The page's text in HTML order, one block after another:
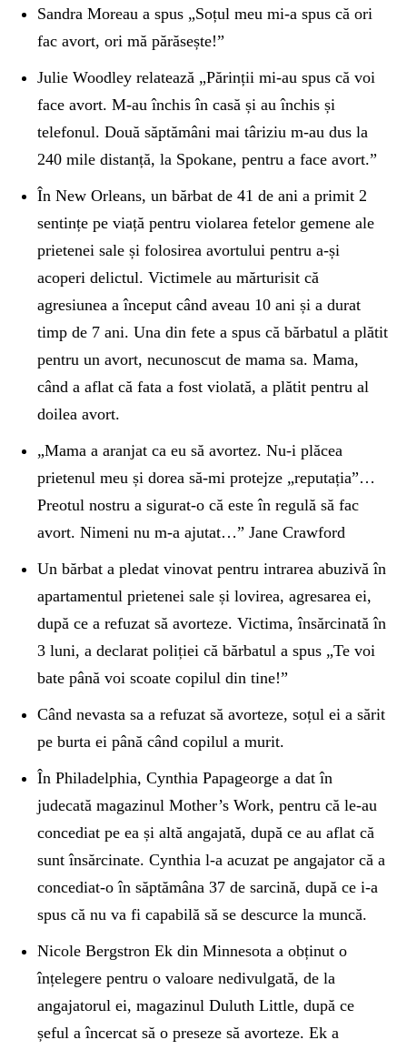
Sandra Moreau a spus „Soțul meu mi-a spus că ori
fac avort, ori mă părăsește!”
Julie Woodley relatează „Părinții mi-au spus că voi
face avort. M-au închis în casă și au închis și
telefonul. Două săptămâni mai târiziu m-au dus la
240 mile distanță, la Spokane, pentru a face avort.”
În New Orleans, un bărbat de 41 de ani a primit 2
sentințe pe viață pentru violarea fetelor gemene ale
prietenei sale și folosirea avortului pentru a-și
acoperi delictul. Victimele au mărturisit că
agresiunea a început când aveau 10 ani și a durat
timp de 7 ani. Una din fete a spus că bărbatul a plătit
pentru un avort, necunoscut de mama sa. Mama,
când a aflat că fata a fost violată, a plătit pentru al
doilea avort.
„Mama a aranjat ca eu să avortez. Nu-i plăcea
prietenul meu și dorea să-mi protejze „reputația”…
Preotul nostru a sigurat-o că este în regulă să fac
avort. Nimeni nu m-a ajutat…” Jane Crawford
Un bărbat a pledat vinovat pentru intrarea abuzivă în
apartamentul prietenei sale și lovirea, agresarea ei,
după ce a refuzat să avorteze. Victima, însărcinată în
3 luni, a declarat poliției că bărbatul a spus „Te voi
bate până voi scoate copilul din tine!”
Când nevasta sa a refuzat să avorteze, soțul ei a sărit
pe burta ei până când copilul a murit.
În Philadelphia, Cynthia Papageorge a dat în
judecată magazinul Mother’s Work, pentru că le-au
concediat pe ea și altă angajată, după ce au aflat că
sunt însărcinate. Cynthia l-a acuzat pe angajator că a
concediat-o în săptămâna 37 de sarcină, după ce i-a
spus că nu va fi capabilă să se descurce la muncă.
Nicole Bergstron Ek din Minnesota a obținut o
înțelegere pentru o valoare nedivulgată, de la
angajatorul ei, magazinul Duluth Little, după ce
șeful a încercat să o preseze să avorteze. Ek a